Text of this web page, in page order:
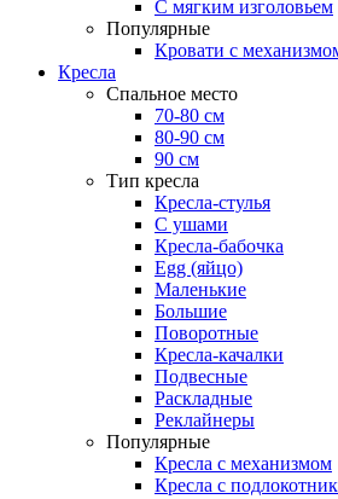
С мягким изголовьем
Популярные
Кровати с
Кресла
Спальное место
70-80 см
80-90 см
90 см
Тип кресла
Кресла-стулья
С ушами
Кресла-бабочка
Egg (яйцо)
Маленькие
Большие
Поворотные
Кресла-качалки
Подвесные
Раскладные
Реклайнеры
Популярные
Кресла с механизмом
Кресла с